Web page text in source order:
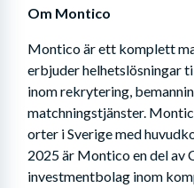
Om Montico
Montico är ett komplett
erbjuder helhetslösningar
inom rekrytering,
matchningstjänster.
orter i Sverige med
2025 är Montico en del av
investmentbolag inom